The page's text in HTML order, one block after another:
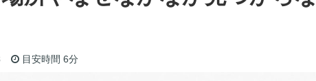
目安時間 6分